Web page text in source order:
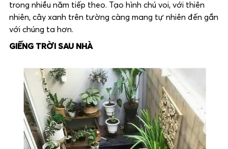
trong nhiều năm tiếp theo. Tạo hình chú voi, với thiên
nhiên, cây xanh trên tường càng mang tự nhiên đến gần
với chúng ta hơn.
GIẾNG TRỜI SAU NHÀ